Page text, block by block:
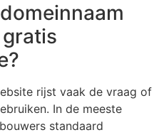
rijst vaak de vraag of
In de meeste
standaard